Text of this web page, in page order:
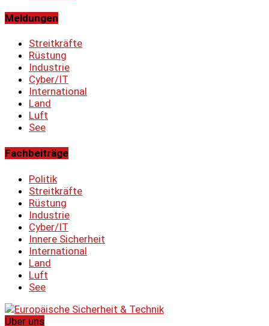
Meldungen
Streitkräfte
Rüstung
Industrie
Cyber/IT
International
Land
Luft
See
Fachbeiträge
Politik
Streitkräfte
Rüstung
Industrie
Cyber/IT
Innere Sicherheit
International
Land
Luft
See
Über uns